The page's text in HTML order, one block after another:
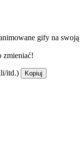
gify na swoją
zmieniać!
itd.) Kopiuj